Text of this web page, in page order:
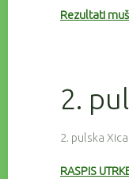
Rezultati
2.
2. pulska
RASPIS